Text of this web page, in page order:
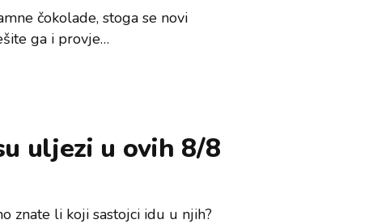
čokolade, stoga se novi
ga i provje…
uljezi u ovih 8/8
znate li koji sastojci idu u njih?